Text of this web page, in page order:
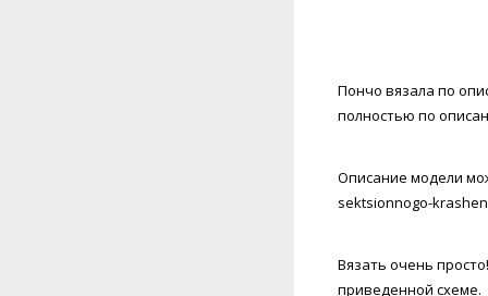
Пончо вязала по
полностью по
Описание модели
sektsionnogo-
Вязать очень
приведенной схеме.